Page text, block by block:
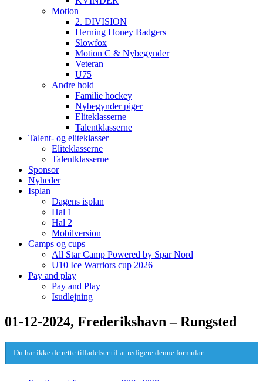
Motion
2. DIVISION
Herning Honey Badgers
Slowfox
Motion C & Nybegynder
Veteran
U75
Andre hold
Familie hockey
Nybegynder piger
Eliteklasserne
Talentklasserne
Talent- og eliteklasser
Eliteklasserne
Talentklasserne
Sponsor
Nyheder
Isplan
Dagens isplan
Hal 1
Hal 2
Mobilversion
Camps og cups
All Star Camp Powered by Spar Nord
U10 Ice Warriors cup 2026
Pay and play
Pay and Play
Isudlejning
01-12-2024, Frederikshavn – Rungsted
Du har ikke de rette tilladelser til at redigere denne formular